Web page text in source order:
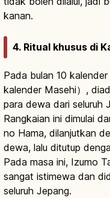
kanan.
4. Ritual khusus di
Pada bulan 10
kalender Masehi）,
para dewa dari seluruh
Rangkaian ini dimulai
no Hama, dilanjutkan
dewa, lalu ditutup
Pada masa ini, Izumo
sangat istimewa dan
seluruh Jepang.